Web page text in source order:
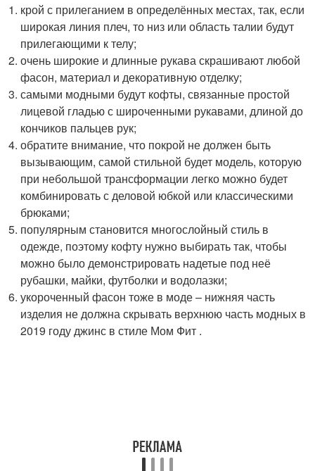
крой с прилеганием в определённых местах, так, если
широкая линия плеч, то низ или область талии будут
прилегающими к телу;
очень широкие и длинные рукава скрашивают любой
фасон, материал и декоративную отделку;
самыми модными будут кофты, связанные простой
лицевой гладью с широченными рукавами, длиной до
кончиков пальцев рук;
обратите внимание, что покрой не должен быть
вызывающим, самой стильной будет модель, которую
при небольшой трансформации легко можно будет
комбинировать с деловой юбкой или классическими
брюками;
популярным становится многослойный стиль в
одежде, поэтому кофту нужно выбирать так, чтобы
можно было демонстрировать надетые под неё
рубашки, майки, футболки и водолазки;
укороченный фасон тоже в моде – нижняя часть
изделия не должна скрывать верхнюю часть модных в
2019 году джинс в стиле Мом Фит .